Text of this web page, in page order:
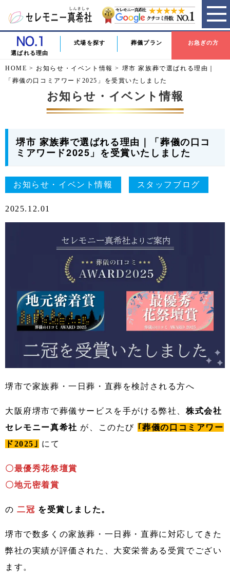
選ばれる理由
式場を探す 葬儀プラン お急ぎの方
HOME > お知らせ・イベント情報 > 堺市 家族葬で選ばれる理由｜
「葬儀の口コミアワード2025」を受賞いたしました
お知らせ・イベント情報
堺市 家族葬で選ばれる理由｜「葬儀の口コ
ミアワード2025」を受賞いたしました
お知らせ・イベント情報 スタッフブログ
2025.12.01
堺市で家族葬・一日葬・直葬を検討される方へ
大阪府堺市で葬儀サービスを手がける弊社、 株式会社
セレモニー真希社 が、このたび ｢葬儀の口コミアワー
ド2025｣ にて
〇最優秀花祭壇賞
〇地元密着賞
の二冠 を受賞しました。
堺市で数多くの家族葬・一日葬・直葬に対応してきた
弊社の実績が評価された、大変栄誉ある受賞でござい
ます。